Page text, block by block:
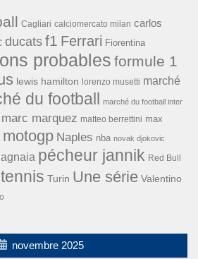
Cagliari calciomercato milan carlos
ducats f1 Ferrari Fiorentina
probables formule 1
lewis hamilton lorenzo musetti marché
du football marché du football inter
marc marquez matteo berrettini max
motogp Naples nba novak djokovic
pécheur jannik Red Bull
tennis Turin Une série Valentino
novembre 2025